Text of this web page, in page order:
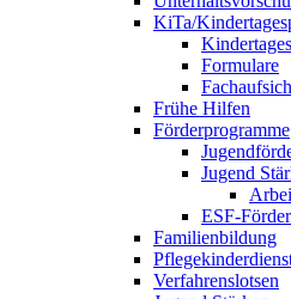
KiTa/
Formulare
Frühe Hilfen
Förderprogramme
Jugend
ESF-
Familienbildung
Verfahrenslotsen